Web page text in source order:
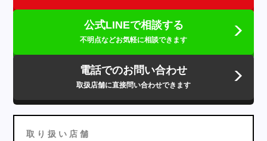
公式LINEで相談する
不明点などお気軽に相談できます
電話でのお問い合わせ
取扱店舗に直接問い合わせできます
取 り 扱 い 店 舗